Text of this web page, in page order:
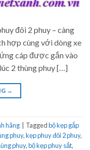
đôi 2 phuy – càng
hợp cùng với dòng xe
cáp được gắn vào
2 thùng phuy […]
→
hãng Taggedbộ kẹp gắp
phuy,kẹp phuy đôi 2 phuy,
phuy,bộ kẹp phuy sắt,